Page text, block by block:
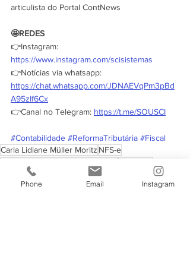
articulista do Portal ContNews
🤩REDES
👉Instagram:
https://www.instagram.com/scisistemas
👉Notícias via whatsapp:
https://chat.whatsapp.com/JDNAEVqPm3pBd
A95zIf6Cx
👉Canal no Telegram: https://t.me/SOUSCI
#Contabilidade #ReformaTributária #Fiscal
Carla Lidiane Müller Moritz NFS-e
tributação de investimentos
Phone Email Instagram